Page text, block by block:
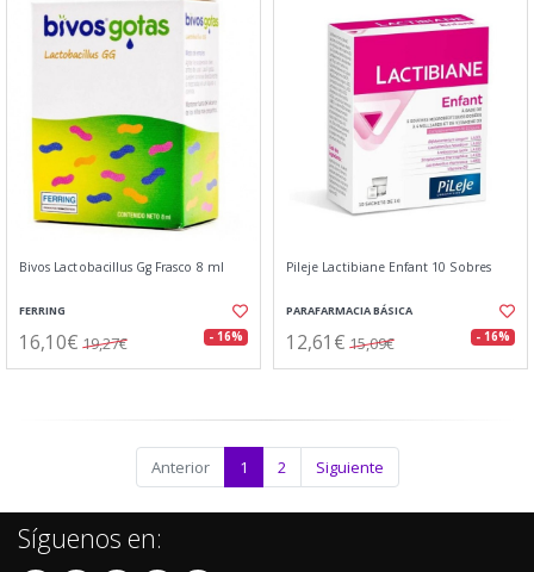
Bivos Lactobacillus Gg Frasco 8 ml
FERRING
16,10€ 19,27€ - 16%
Pileje Lactibiane Enfant 10 Sobres
PARAFARMACIA BÁSICA
12,61€ 15,09€ - 16%
Anterior 1 2 Siguiente
Síguenos en: